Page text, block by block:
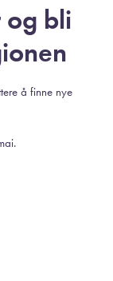
og bli
å finne nye